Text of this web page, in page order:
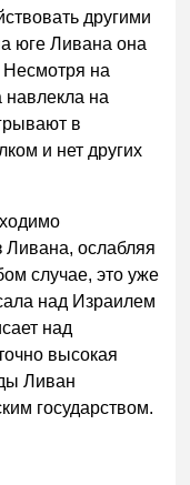
другими
юге Ливана она
Несмотря на
навлекла на
в
и нет других
Ливана, ослабляя
случае, это уже
над Израилем
над
высокая
Ливан
государством.